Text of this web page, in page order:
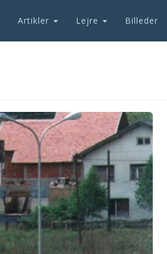
Artikler Lejre Billeder
Next